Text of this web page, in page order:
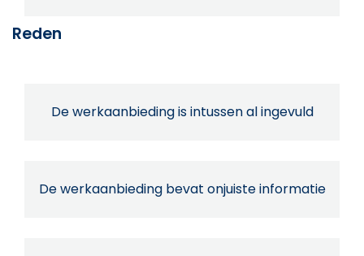
Reden
De werkaanbieding is intussen al ingevuld
De werkaanbieding bevat onjuiste informatie